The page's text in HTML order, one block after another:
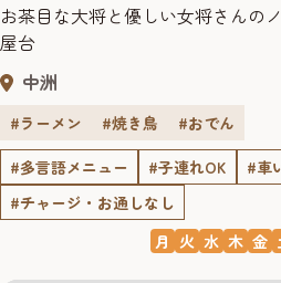
お茶目な大将と優しい女将さんの
屋台
中洲
#ラーメン #焼き鳥
#おでん
#多言語メニュー
#子連れOK
#車
#チャージ・お通しなし
月 火 水 木 金